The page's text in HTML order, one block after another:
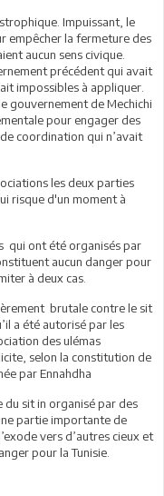
Impuissant, le
empêcher la fermeture des
aucun sens civique.
précédent qui avait
impossibles à appliquer.
gouvernement de Mechichi
pour engager des
coordination qui n’avait
les deux parties
risque d'un moment à
qui ont été organisés par
aucun danger pour
à deux cas.
brutale contre le sit
a été autorisé par les
des ulémas
selon la constitution de
par Ennahdha
sit in organisé par des
partie importante de
vers d’autres cieux et
pour la Tunisie.